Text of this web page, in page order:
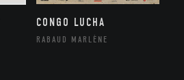
CONGO LUCHA
RABAUD MARLÈNE